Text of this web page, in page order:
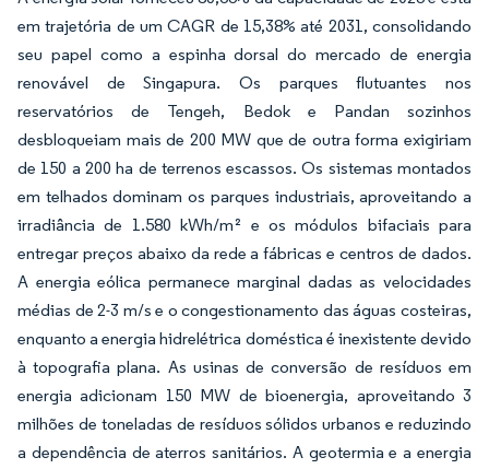
em trajetória de um CAGR de 15,38% até 2031, consolidando
seu papel como a espinha dorsal do mercado de energia
renovável de Singapura. Os parques flutuantes nos
reservatórios de Tengeh, Bedok e Pandan sozinhos
desbloqueiam mais de 200 MW que de outra forma exigiriam
de 150 a 200 ha de terrenos escassos. Os sistemas montados
em telhados dominam os parques industriais, aproveitando a
irradiância de 1.580 kWh/m² e os módulos bifaciais para
entregar preços abaixo da rede a fábricas e centros de dados.
A energia eólica permanece marginal dadas as velocidades
médias de 2-3 m/s e o congestionamento das águas costeiras,
enquanto a energia hidrelétrica doméstica é inexistente devido
à topografia plana. As usinas de conversão de resíduos em
energia adicionam 150 MW de bioenergia, aproveitando 3
milhões de toneladas de resíduos sólidos urbanos e reduzindo
a dependência de aterros sanitários. A geotermia e a energia